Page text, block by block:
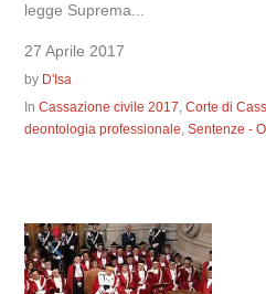
legge Suprema...
27 Aprile 2017
by D'Isa
InCassazione civile 2017 ,Corte di
deontologia professionale ,Sentenze -